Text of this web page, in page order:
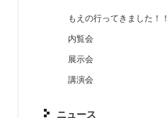
もえの行ってきました！！
内覧会
展示会
講演会
ニュース